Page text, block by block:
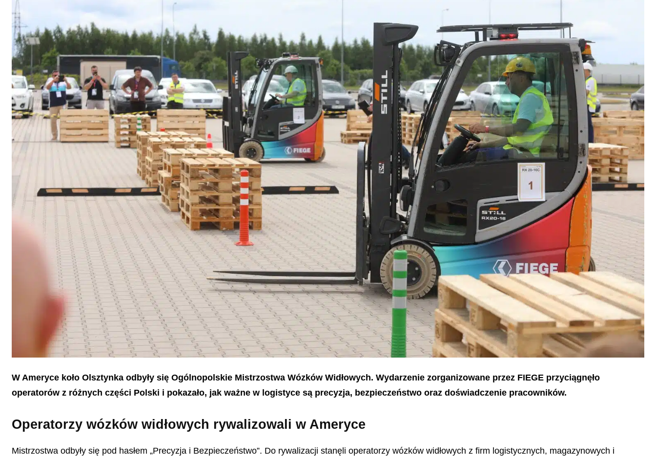
W Ameryce koło Olsztynka odbyły się Ogólnopolskie Mistrzostwa Wózków Widłowych. Wydarzenie zorganizowane przez FIEGE przyciągnęło
operatorów z różnych części Polski i pokazało, jak ważne w logistyce są precyzja, bezpieczeństwo oraz doświadczenie pracowników.
Operatorzy wózków widłowych rywalizowali w Ameryce
Mistrzostwa odbyły się pod hasłem „Precyzja i Bezpieczeństwo”. Do rywalizacji stanęli operatorzy wózków widłowych z firm logistycznych, magazynowych i